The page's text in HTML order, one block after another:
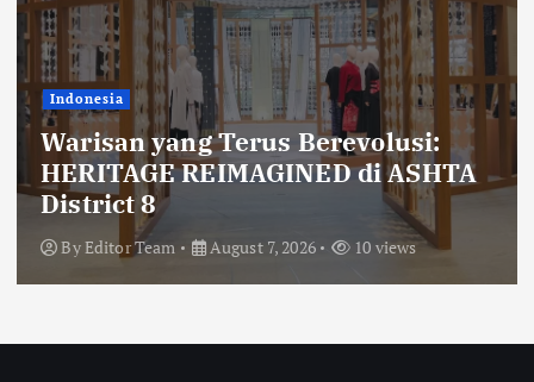
Indonesia
Warisan yang Terus Berevolusi:
HERITAGE REIMAGINED di ASHTA
District 8
ByEditor Team August 7, 2026 10 views